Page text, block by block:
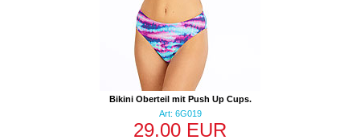
Bikini Oberteil mit Push Up Cups.
Art: 6G019
29.00 EUR